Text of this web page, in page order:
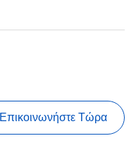
Επικοινωνήστε Τώρα